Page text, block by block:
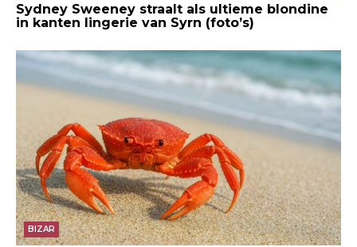
Sydney Sweeney straalt als ultieme blondine
in kanten lingerie van Syrn (foto’s)
BIZAR